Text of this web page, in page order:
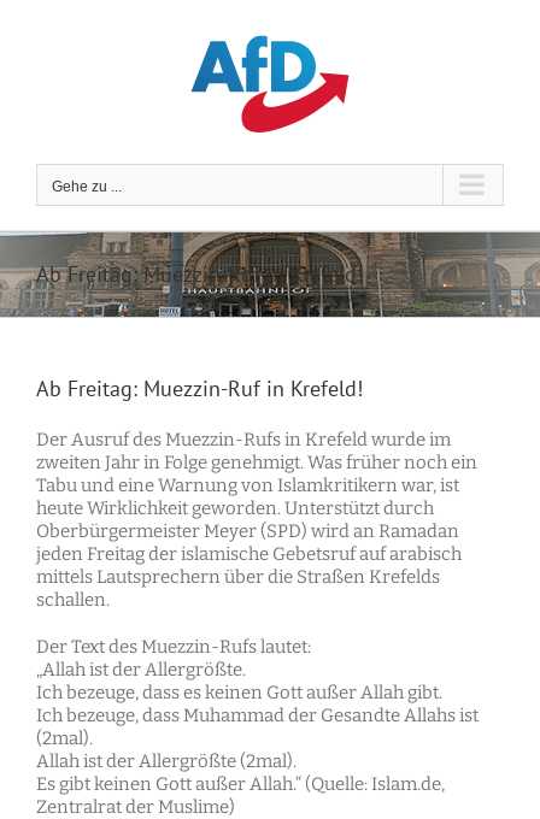
Gehe zu ...
Ab Freitag: Muezzin-Ruf in Krefeld!
Ab Freitag: Muezzin-Ruf in Krefeld!
Der Ausruf des Muezzin-Rufs in Krefeld wurde im
zweiten Jahr in Folge genehmigt. Was früher noch ein
Tabu und eine Warnung von Islamkritikern war, ist
heute Wirklichkeit geworden. Unterstützt durch
Oberbürgermeister Meyer (SPD) wird an Ramadan
jeden Freitag der islamische Gebetsruf auf arabisch
mittels Lautsprechern über die Straßen Krefelds
schallen.
Der Text des Muezzin-Rufs lautet:
„Allah ist der Allergrößte.
Ich bezeuge, dass es keinen Gott außer Allah gibt.
Ich bezeuge, dass Muhammad der Gesandte Allahs ist
(2mal).
Allah ist der Allergrößte (2mal).
Es gibt keinen Gott außer Allah.“ (Quelle: Islam.de,
Zentralrat der Muslime)